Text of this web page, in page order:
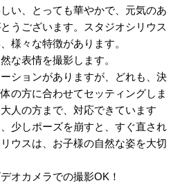
い、とっても華やかで、元気のあ
うございます。スタジオシリウス
様々な特徴があります。
な表情を撮影します。
ションがありますが、どれも、決
の方に合わせてセッティングしま
人の方まで、対応できています
少しポーズを崩すと、すぐ直され
ウスは、お子様の自然な姿を大切
オカメラでの撮影OK！